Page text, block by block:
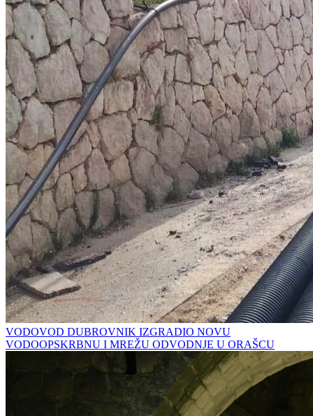
VODOVOD DUBROVNIK IZGRADIO NOVU
VODOOPSKRBNU I MREŽU ODVODNJE U ORAŠCU